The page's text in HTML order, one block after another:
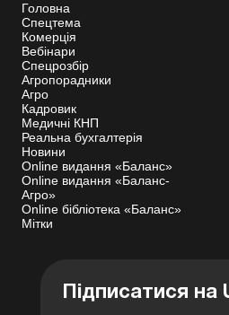
Головна
Спецтема
Комерція
Вебінари
Спецрозбір
Агропорадники
Агро
Кадровик
Медичні КНП
Реальна бухгалтерія
Новини
Online видання «Баланс»
Online видання «Баланс-
Агро»
Online бібліотека «Баланс»
Мітки
Підписатися на